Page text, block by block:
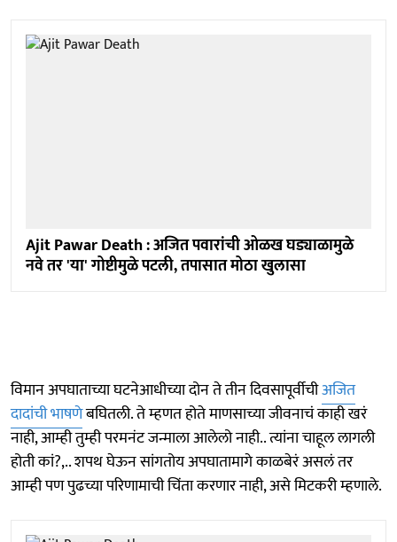
Ajit Pawar Death : अजित पवारांची ओळख घड्याळामुळे
नवे तर 'या' गोष्टीमुळे पटली, तपासात मोठा खुलासा
विमान अपघाताच्या घटनेआधीच्या दोन ते तीन दिवसापूर्वीचीअजित
दादांची भाषणेबघितली. ते म्हणत होते माणसाच्या जीवनाचं काही खरं
नाही, आम्ही तुम्ही परमनंट जन्माला आलेलो नाही.. त्यांना चाहूल लागली
होती कां?,.. शपथ घेऊन सांगतोय अपघातामागे काळबेरं असलं तर
आम्ही पण पुढच्या परिणामाची चिंता करणार नाही, असे मिटकरी म्हणाले.